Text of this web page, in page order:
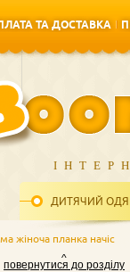
ТА ДОСТАВКА
ДИТЯЧИЙ
жіноча планка начіс
повернутися до розділу